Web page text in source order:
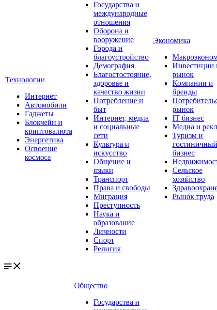
Технологии
Интернет
Автомобили
Гаджеты
Блокчейн и
криптовалюта
Энергетика
Освоение
космоса
Государства и
международные
отношения
Оборона и
вооружение
Города и
благоустройство
Демография
Благостостояние,
здоровье и
качество жизни
Потребление и
быт
Интернет, медиа
и социальные
сети
Культура и
искусство
Общение и
языки
Транспорт
Права и свободы
Миграция
Преступность
Наука и
образование
Личности
Спорт
Религия
Экономика
Инвестиции
рынок
Компании и
бренды
рынок
IT бизнес
Медиа и
Туризм и
гостиничный
бизнес
Сельское
хозяйство
Рынок труда
Общество
Государства и